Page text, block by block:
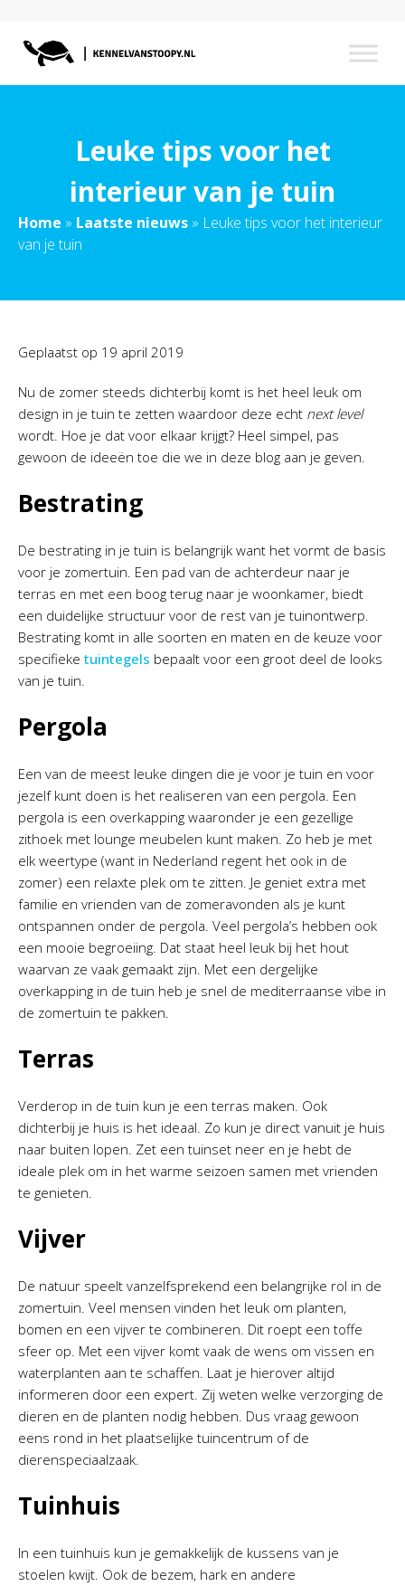
Leuke tips voor het
interieur van je tuin
Home » Laatste nieuws » Leuke tips voor het interieur
van je tuin
Geplaatst op 19 april 2019
Nu de zomer steeds dichterbij komt is het heel leuk om
design in je tuin te zetten waardoor deze echt next level
wordt. Hoe je dat voor elkaar krijgt? Heel simpel, pas
gewoon de ideeën toe die we in deze blog aan je geven.
Bestrating
De bestrating in je tuin is belangrijk want het vormt de basis
voor je zomertuin. Een pad van de achterdeur naar je
terras en met een boog terug naar je woonkamer, biedt
een duidelijke structuur voor de rest van je tuinontwerp.
Bestrating komt in alle soorten en maten en de keuze voor
specifieke tuintegels bepaalt voor een groot deel de looks
van je tuin.
Pergola
Een van de meest leuke dingen die je voor je tuin en voor
jezelf kunt doen is het realiseren van een pergola. Een
pergola is een overkapping waaronder je een gezellige
zithoek met lounge meubelen kunt maken. Zo heb je met
elk weertype (want in Nederland regent het ook in de
zomer) een relaxte plek om te zitten. Je geniet extra met
familie en vrienden van de zomeravonden als je kunt
ontspannen onder de pergola. Veel pergola’s hebben ook
een mooie begroeiing. Dat staat heel leuk bij het hout
waarvan ze vaak gemaakt zijn. Met een dergelijke
overkapping in de tuin heb je snel de mediterraanse vibe in
de zomertuin te pakken.
Terras
Verderop in de tuin kun je een terras maken. Ook
dichterbij je huis is het ideaal. Zo kun je direct vanuit je huis
naar buiten lopen. Zet een tuinset neer en je hebt de
ideale plek om in het warme seizoen samen met vrienden
te genieten.
Vijver
De natuur speelt vanzelfsprekend een belangrijke rol in de
zomertuin. Veel mensen vinden het leuk om planten,
bomen en een vijver te combineren. Dit roept een toffe
sfeer op. Met een vijver komt vaak de wens om vissen en
waterplanten aan te schaffen. Laat je hierover altijd
informeren door een expert. Zij weten welke verzorging de
dieren en de planten nodig hebben. Dus vraag gewoon
eens rond in het plaatselijke tuincentrum of de
dierenspeciaalzaak.
Tuinhuis
In een tuinhuis kun je gemakkelijk de kussens van je
stoelen kwijt. Ook de bezem, hark en andere